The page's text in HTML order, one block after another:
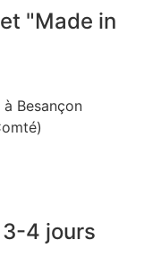
"Made in
Besançon
4 jours